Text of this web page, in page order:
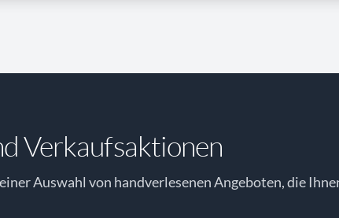
Verkaufsaktionen
Auswahl von handverlesenen Angeboten, die